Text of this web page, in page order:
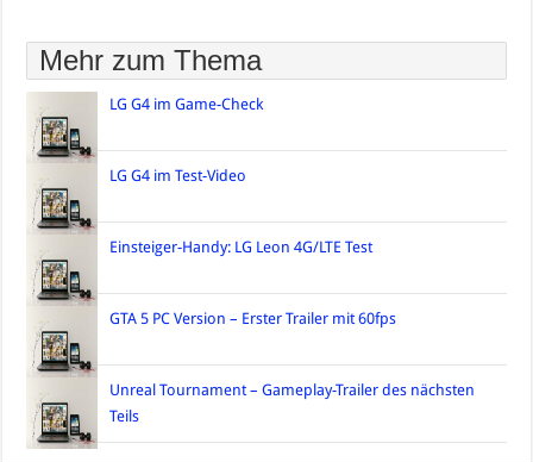
Mehr zum Thema
LG G4 im Game-Check
LG G4 im Test-Video
Einsteiger-Handy: LG Leon 4G/LTE Test
GTA 5 PC Version – Erster Trailer mit 60fps
Unreal Tournament – Gameplay-Trailer des nächsten
Teils